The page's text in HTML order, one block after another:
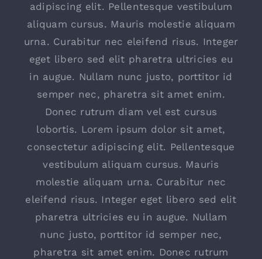
adipiscing elit. Pellentesque vestibulum
aliquam cursus. Mauris molestie aliquam
urna. Curabitur nec eleifend risus. Integer
eget libero sed elit pharetra ultricies eu
in augue. Nullam nunc justo, porttitor id
semper nec, pharetra sit amet enim.
Donec rutrum diam vel est cursus
lobortis. Lorem ipsum dolor sit amet,
consectetur adipiscing elit. Pellentesque
vestibulum aliquam cursus. Mauris
molestie aliquam urna. Curabitur nec
eleifend risus. Integer eget libero sed elit
pharetra ultricies eu in augue. Nullam
nunc justo, porttitor id semper nec,
pharetra sit amet enim. Donec rutrum